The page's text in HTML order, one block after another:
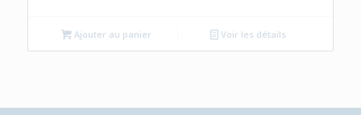
Ajouter au panier Voir les détails